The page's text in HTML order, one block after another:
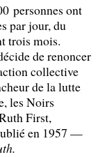
personnes ont
par jour, du
trois mois.
de renoncer
collective
de la lutte
les Noirs
First,
en 1957 —